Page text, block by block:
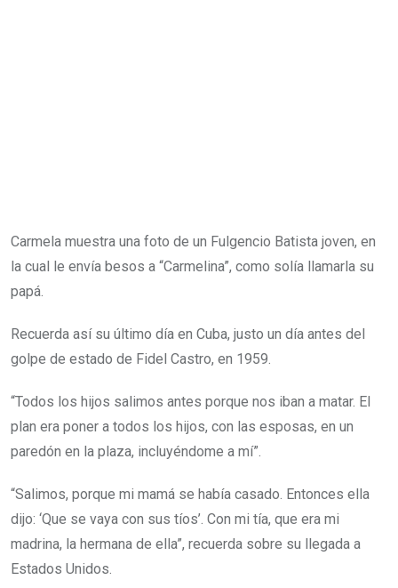
Carmela muestra una foto de un Fulgencio Batista joven, en
la cual le envía besos a “Carmelina”, como solía llamarla su
papá.
Recuerda así su último día en Cuba, justo un día antes del
golpe de estado de Fidel Castro, en 1959.
“Todos los hijos salimos antes porque nos iban a matar. El
plan era poner a todos los hijos, con las esposas, en un
paredón en la plaza, incluyéndome a mí”.
“Salimos, porque mi mamá se había casado. Entonces ella
dijo: ‘Que se vaya con sus tíos’. Con mi tía, que era mi
madrina, la hermana de ella”, recuerda sobre su llegada a
Estados Unidos.